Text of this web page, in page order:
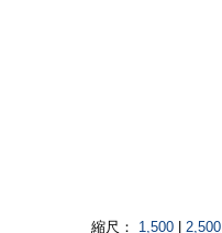
縮尺： 1,500 2,500